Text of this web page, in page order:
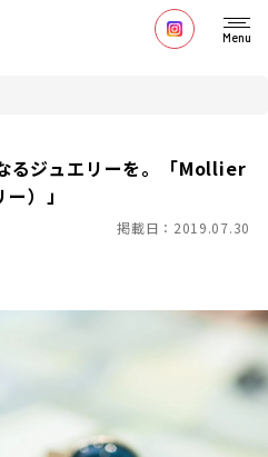
Menu
るジュエリーを。「​Mollier
）​」
掲載日：2019.07.30